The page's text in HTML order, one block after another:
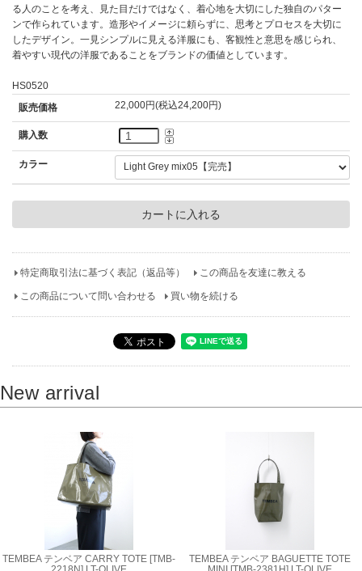
る人のことを考え、見た目だけではなく、着心地を大切にした独自のパター
ンで作られています。造形やイメージに頼らずに、思考とプロセスを大切に
したデザイン。一見シンプルに見える洋服にも、客観性と意思を感じられ、
着やすい現代の洋服であることをブランドの価値としています。
HS0520
販売価格
22,000円(税込24,200円)
購入数
カラー
特定商取引法に基づく表記（返品等） この商品を友達に教える
この商品について問い合わせる 買い物を続ける
New arrival
TEMBEA テンベア CARRY TOTE [TMB-
TEMBEA テンベア BAGUETTE TOTE